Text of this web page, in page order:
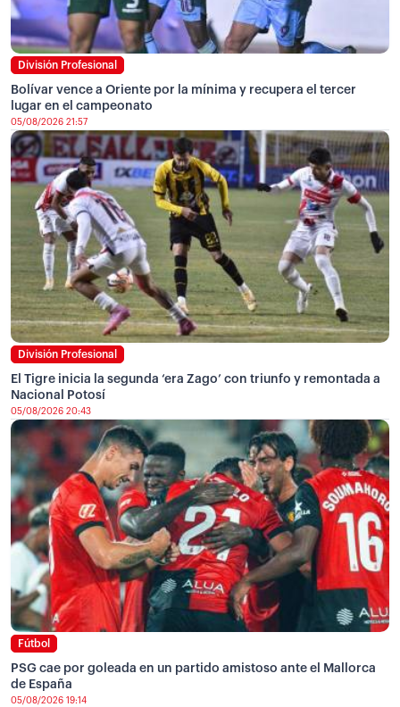
División Profesional
Bolívar vence a Oriente por la mínima y recupera el tercer
lugar en el campeonato
05/08/2026 21:57
División Profesional
El Tigre inicia la segunda ‘era Zago’ con triunfo y remontada a
Nacional Potosí
05/08/2026 20:43
Fútbol
PSG cae por goleada en un partido amistoso ante el Mallorca
de España
05/08/2026 19:14